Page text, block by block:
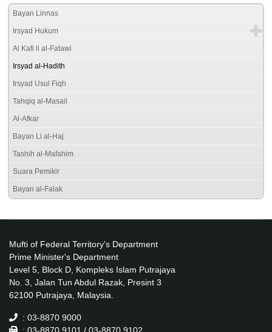
Bayan Linnas
Irsyad Hukum
Al Kafi li al-Fatawi
Irsyad al-Hadith
Irsyad Usul Fiqh
Tahqiq al-Masail
Al-Afkar
Bayan Li al-Haj
Tashih al-Mafahim
Suara Pemikir
Bayan al-Falak
Mufti of Federal Territory's Department
Prime Minister's Department
Level 5, Block D, Kompleks Islam Putrajaya
No. 3, Jalan Tun Abdul Razak, Presint 3
62100 Putrajaya, Malaysia.
: 03-8870 9000
: 03-8870 9101 / 03-8870 9102